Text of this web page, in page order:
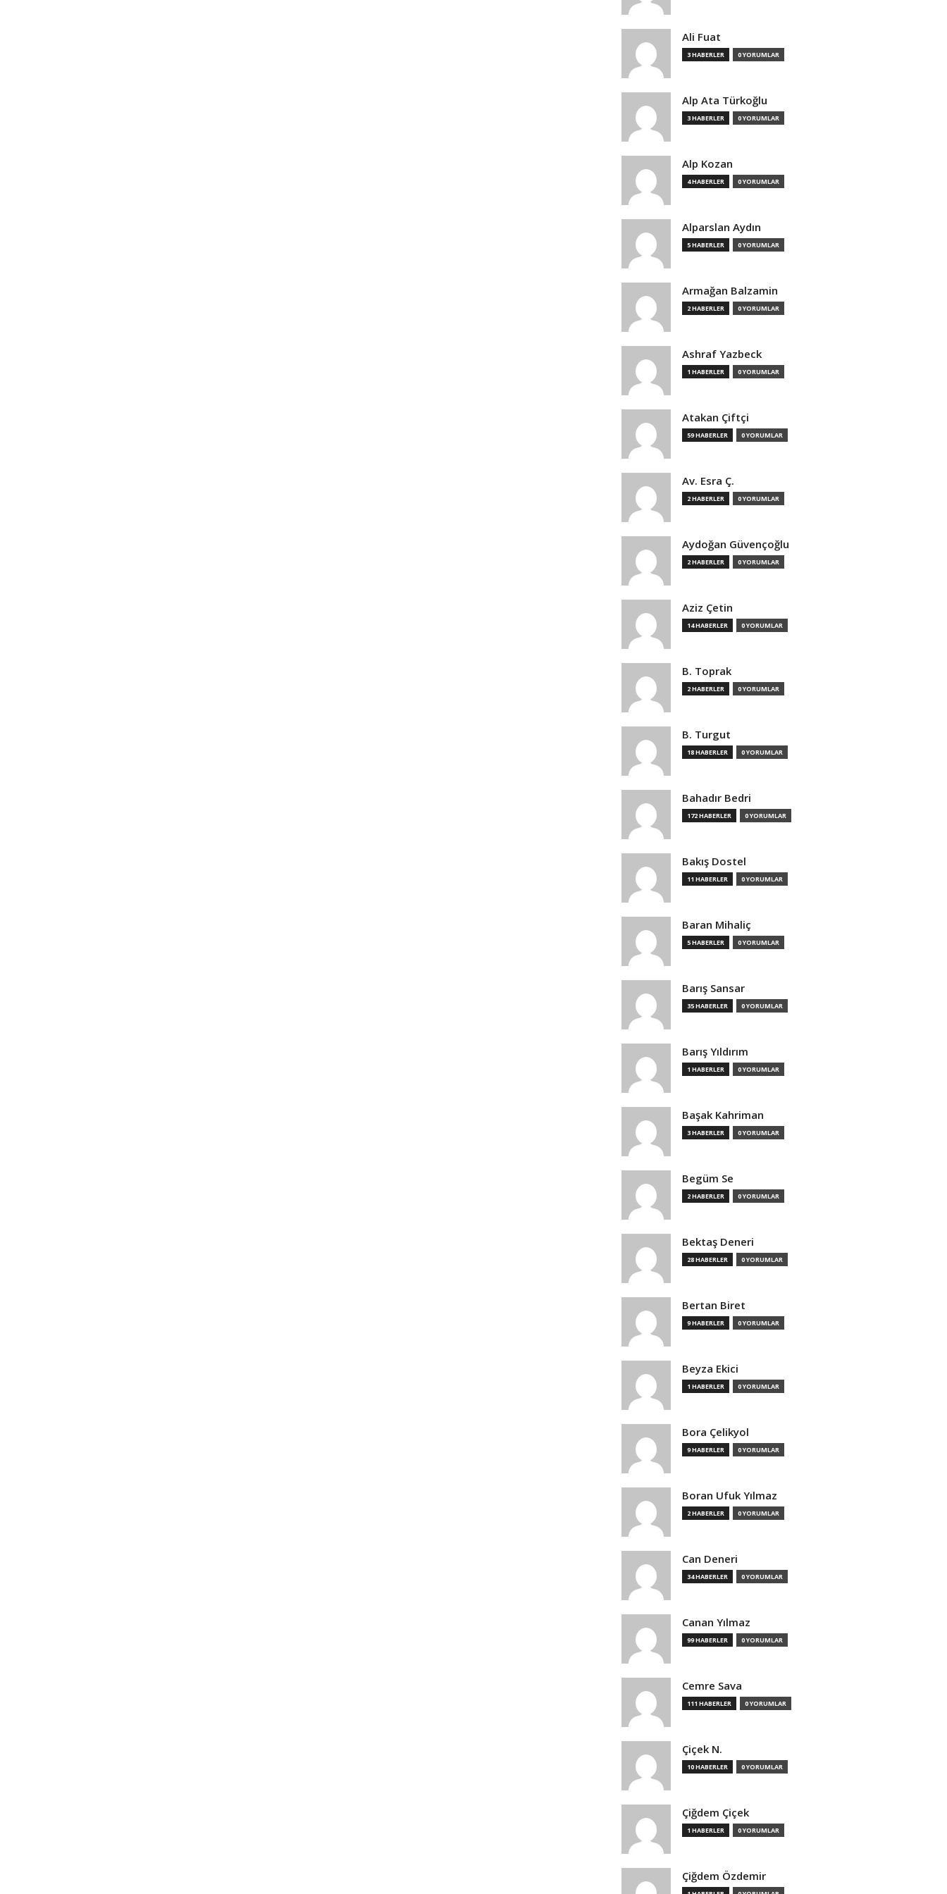
Ali Fuat
3 HABERLER 0 YORUMLAR
Alp Ata Türkoğlu
3 HABERLER 0 YORUMLAR
Alp Kozan
4 HABERLER 0 YORUMLAR
Alparslan Aydın
5 HABERLER 0 YORUMLAR
Armağan Balzamin
2 HABERLER 0 YORUMLAR
Ashraf Yazbeck
1 HABERLER 0 YORUMLAR
Atakan Çiftçi
59 HABERLER 0 YORUMLAR
Av. Esra Ç.
2 HABERLER 0 YORUMLAR
Aydoğan Güvençoğlu
2 HABERLER 0 YORUMLAR
Aziz Çetin
14 HABERLER 0 YORUMLAR
B. Toprak
2 HABERLER 0 YORUMLAR
B. Turgut
18 HABERLER 0 YORUMLAR
Bahadır Bedri
172 HABERLER 0 YORUMLAR
Bakış Dostel
11 HABERLER 0 YORUMLAR
Baran Mihaliç
5 HABERLER 0 YORUMLAR
Barış Sansar
35 HABERLER 0 YORUMLAR
Barış Yıldırım
1 HABERLER 0 YORUMLAR
Başak Kahriman
3 HABERLER 0 YORUMLAR
Begüm Se
2 HABERLER 0 YORUMLAR
Bektaş Deneri
28 HABERLER 0 YORUMLAR
Bertan Biret
9 HABERLER 0 YORUMLAR
Beyza Ekici
1 HABERLER 0 YORUMLAR
Bora Çelikyol
9 HABERLER 0 YORUMLAR
Boran Ufuk Yılmaz
2 HABERLER 0 YORUMLAR
Can Deneri
34 HABERLER 0 YORUMLAR
Canan Yılmaz
99 HABERLER 0 YORUMLAR
Cemre Sava
111 HABERLER 0 YORUMLAR
Çiçek N.
10 HABERLER 0 YORUMLAR
Çiğdem Çiçek
1 HABERLER 0 YORUMLAR
Çiğdem Özdemir